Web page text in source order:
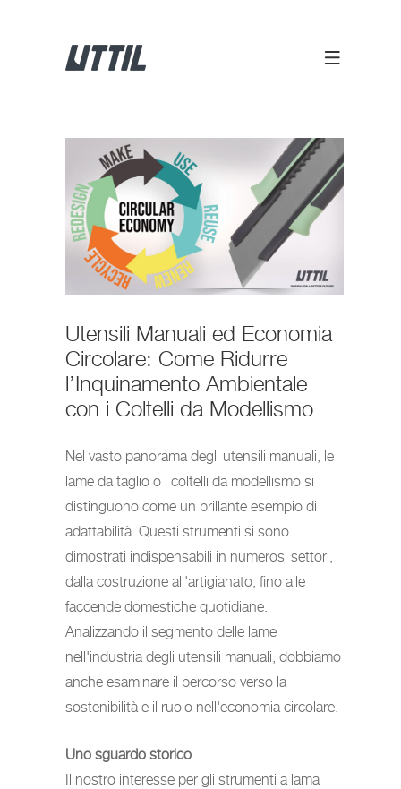
Utensili Manuali ed Economia
Circolare: Come Ridurre
l’Inquinamento Ambientale
con i Coltelli da Modellismo
Nel vasto panorama degli utensili manuali, le
lame da taglio o i coltelli da modellismo si
distinguono come un brillante esempio di
adattabilità. Questi strumenti si sono
dimostrati indispensabili in numerosi settori,
dalla costruzione all'artigianato, fino alle
faccende domestiche quotidiane.
Analizzando il segmento delle lame
nell'industria degli utensili manuali, dobbiamo
anche esaminare il percorso verso la
sostenibilità e il ruolo nell'economia circolare.
Uno sguardo storico
Il nostro interesse per gli strumenti a lama